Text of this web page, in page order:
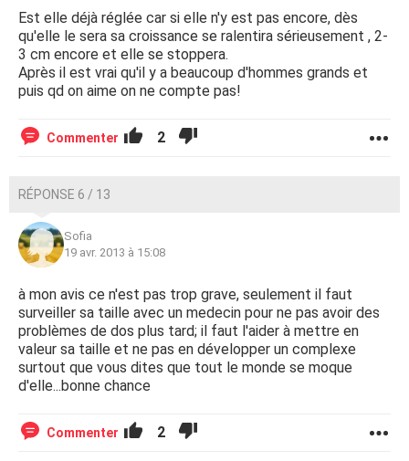
Est elle déjà réglée car si elle n'y est pas encore, dès
qu'elle le sera sa croissance se ralentira sérieusement , 2-
3 cm encore et elle se stoppera.
Après il est vrai qu'il y a beaucoup d'hommes grands et
puis qd on aime on ne compte pas!
Commenter 2
RÉPONSE 6 / 13
Sofia
19 avr. 2013 à 15:08
à mon avis ce n'est pas trop grave, seulement il faut
surveiller sa taille avec un medecin pour ne pas avoir des
problèmes de dos plus tard; il faut l'aider à mettre en
valeur sa taille et ne pas en développer un complexe
surtout que vous dites que tout le monde se moque
d'elle...bonne chance
Commenter 2